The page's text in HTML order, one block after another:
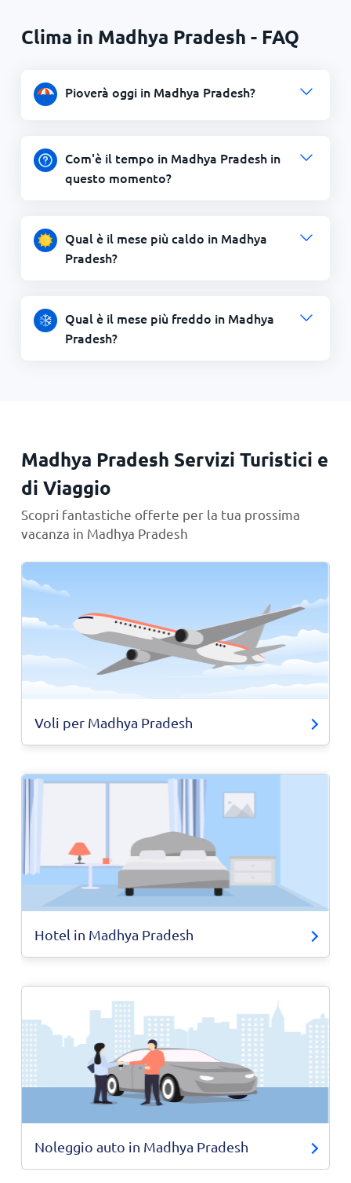
Clima in Madhya Pradesh - FAQ
Pioverà oggi in Madhya Pradesh?
Com'è il tempo in Madhya Pradesh in
questo momento?
Qual è il mese più caldo in Madhya
Pradesh?
Qual è il mese più freddo in Madhya
Pradesh?
Madhya Pradesh Servizi Turistici e
di Viaggio
Scopri fantastiche offerte per la tua prossima
vacanza in Madhya Pradesh
Voli per Madhya Pradesh
Hotel in Madhya Pradesh
Noleggio auto in Madhya Pradesh